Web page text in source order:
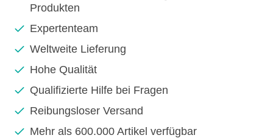
Produkten
Expertenteam
Weltweite Lieferung
Hohe Qualität
Qualifizierte Hilfe bei Fragen
Reibungsloser Versand
Mehr als 600.000 Artikel verfügbar